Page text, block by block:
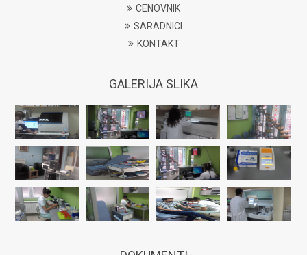
CENOVNIK
SARADNICI
KONTAKT
GALERIJA SLIKA